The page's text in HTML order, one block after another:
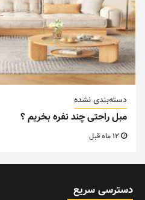
دسته‌بندی نشده
مبل راحتی چند نفره بخریم ؟
دسترسی سریع